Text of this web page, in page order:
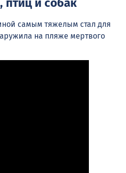
и собак
самым тяжелым стал для
на пляже мертвого